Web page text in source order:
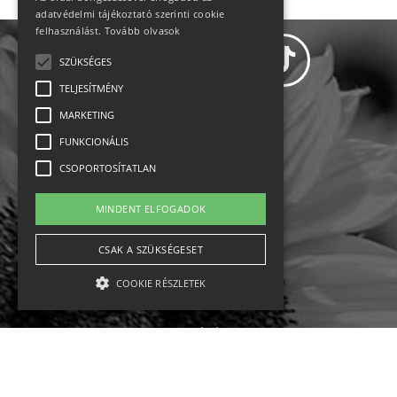
Állásajánlatok
Impresszum-kapcsolat
Jogi nyilatkozat
Rólunk
English
adatvédelmi tájékoztató szerinti cookie
felhasználást. Tovább olvasok
SZÜKSÉGES
TELJESÍTMÉNY
MARKETING
FUNKCIONÁLIS
CSOPORTOSÍTATLAN
MINDENT ELFOGADOK
CSAK A SZÜKSÉGESET
COOKIE RÉSZLETEK